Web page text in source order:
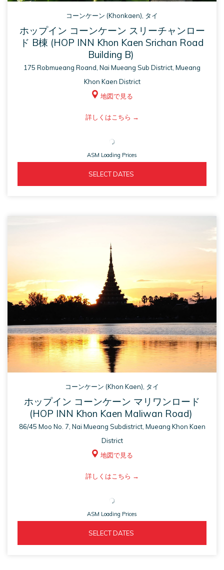
コーンケーン (Khonkaen), タイ
ホップイン コーンケーン スリーチャンロー
ド B棟 (HOP INN Khon Kaen Srichan Road
Building B)
175 Robmueang Roand, Nai Mueang Sub District, Mueang
Khon Kaen District
地図で見る
詳しくはこちら
ASM
a
new
tab
ASM Loading Prices
  SELECT DATES
OPENS
コーンケーン (Khon Kaen), タイ
ホップイン コーンケーン マリワンロード
(HOP INN Khon Kaen Maliwan Road)
86/45 Moo No. 7, Nai Mueang Subdistrict, Mueang Khon Kaen
District
地図で見る
詳しくはこちら
ASM
a
new
tab
ASM Loading Prices
  SELECT DATES
OPENS